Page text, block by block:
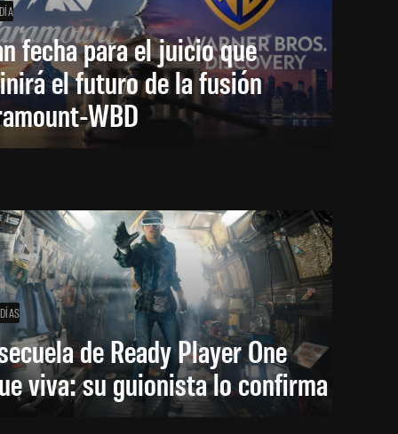
fecha para el juicio que
el futuro de la fusión
WBD
de Ready Player One
viva: su guionista lo confirma